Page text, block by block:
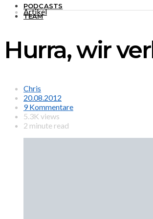
PODCASTS
TEAM
Artikel
Hurra, wir
Chris
20.08.2012
9 Kommentare
5.3K views
2 minute read